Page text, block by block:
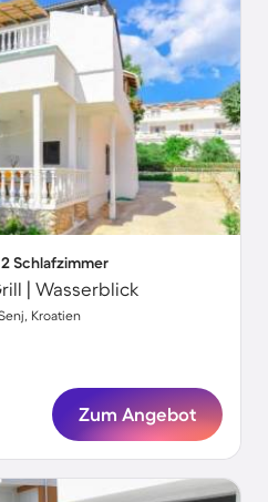
2 Schlafzimmer
| Wasserblick
Kroatien
Zum Angebot